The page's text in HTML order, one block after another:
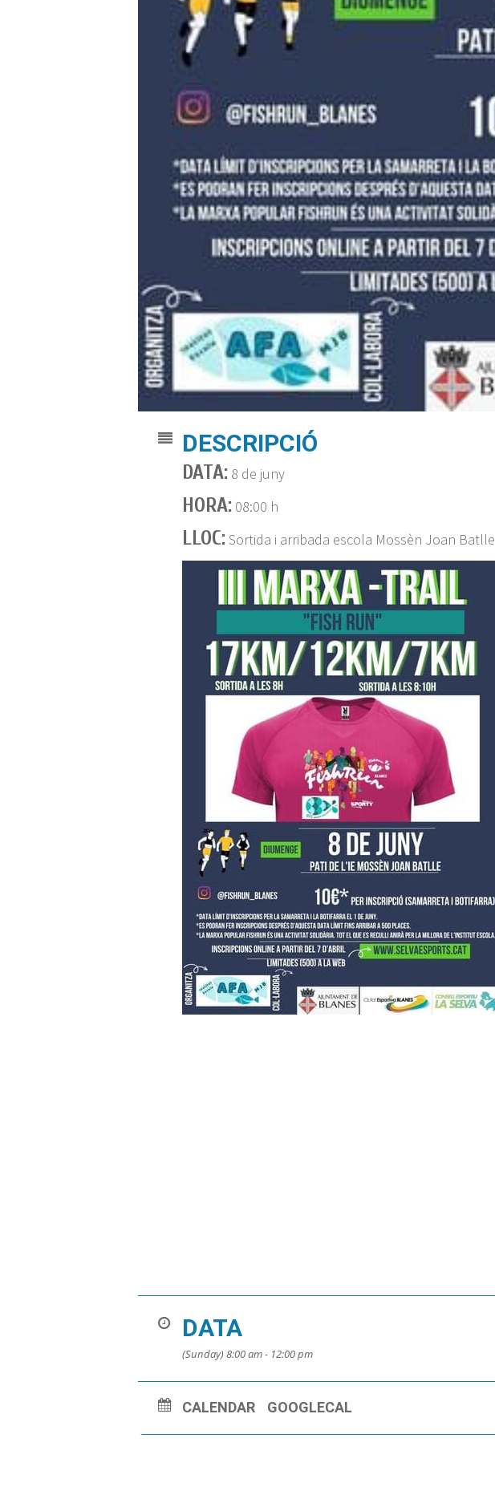
DESCRIPCIÓ
DATA: 8 de juny
HORA: 08:00 h
LLOC: Sortida i arribada escola Mossèn Joan Batlle
DATA
(Sunday) 8:00 am - 12:00 pm
CALENDAR GOOGLECAL